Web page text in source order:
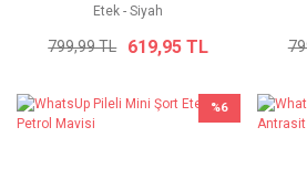
Etek - Siyah
799,99 TL 619,95 TL
%6